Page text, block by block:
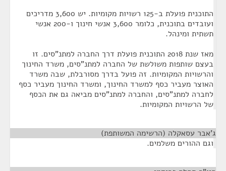
התוכנית פועלת ב-125 רשויות מקומיות. יש 3,600 מדריכים
ועובדים בתוכנית, כלומר 3,600 אנשי חינוך ו-200 אנשי
תשתית ומינהל.
מאז שנת 2018 התוכנית פועלת דרך החברה למתנ"סים. זו
בעצם שותפות משולשת של החברה למתנ"סים, משרד החינוך
והרשויות המקומיות. זה פועל בדרך מסורבלת, שבה משרד
האוצר מעביר כסף למשרד החינוך, ומשרד החינוך מעביר כסף
לחברה למתנ"סים, והחברה למתנ"סים מביאה גם את הכסף
של הרשויות המקומיות.
ג'אבר עסאקלה (הרשימה המשותפת)
וגם ההורים משלמים.